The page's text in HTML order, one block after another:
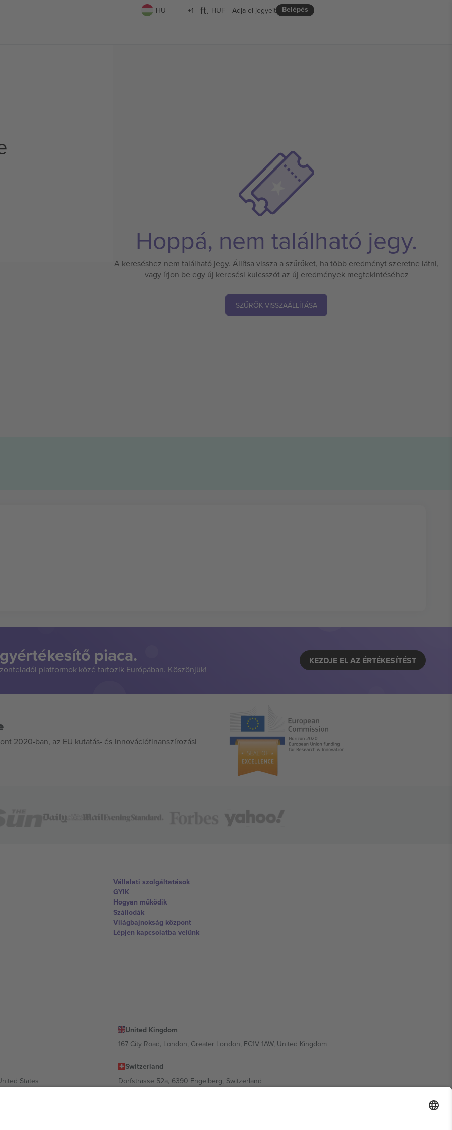
HU +1 HUF Belépés
Adja el jegyeit
Hoppá, nem található jegy.
A kereséshez nem található jegy. Állítsa vissza a szűrőket, ha több eredményt szeretne látni,
vagy írjon be egy új keresési kulcsszót az új eredmények megtekintéséhez
SZŰRŐK VISSZAÁLLÍTÁSA
piaca.
platformok közé tartozik Európában. Köszönjük!
KEZDJE EL AZ ÉRTÉKESÍTÉST
2020-ban, az EU kutatás- és innovációfinanszírozási
Vállalati szolgáltatások
GYIK
Hogyan működik
Szállodák
Világbajnokság központ
Lépjen kapcsolatba velünk
United Kingdom
167 City Road, London, Greater London, EC1V 1AW, United Kingdom
States
Switzerland
Dorfstrasse 52a, 6390 Engelberg, Switzerland